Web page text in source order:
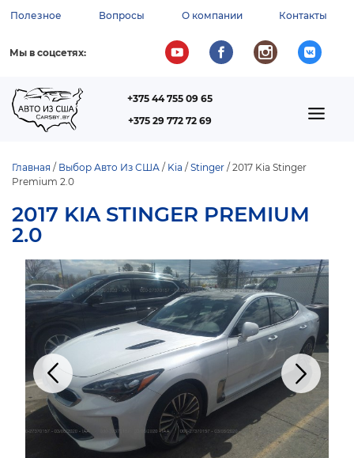
содержанию
ВСПОМОГАТЕЛЬНОЕ
МЕНЮ
Полезное Вопросы О компании Контакты
Мы в соцсетях:
+375 44 755 09 65
+375 29 772 72 69
СТРОКА
НАВИГАЦИИ
Главная Выбор Авто Из США Kia Stinger 2017 Kia Stinger
Premium 2.0
2017 KIA STINGER PREMIUM
2.0